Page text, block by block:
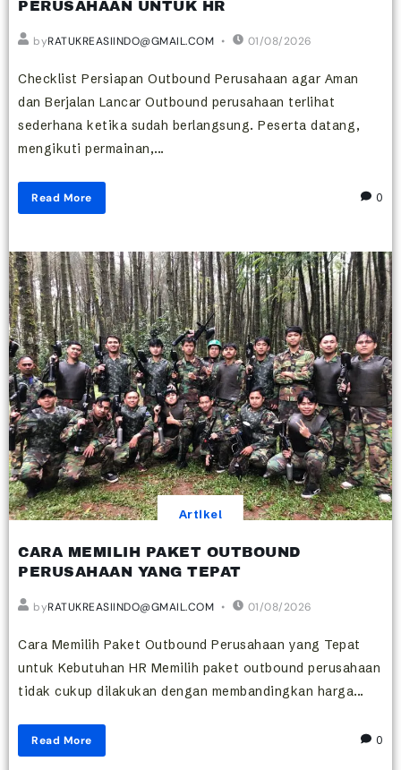
PERUSAHAAN UNTUK HR
byRATUKREASIINDO@GMAIL.COM 01/08/2026
Checklist Persiapan Outbound Perusahaan agar Aman
dan Berjalan Lancar Outbound perusahaan terlihat
sederhana ketika sudah berlangsung. Peserta datang,
mengikuti permainan,...
Read More 0
Artikel
CARA MEMILIH PAKET OUTBOUND
PERUSAHAAN YANG TEPAT
byRATUKREASIINDO@GMAIL.COM 01/08/2026
Cara Memilih Paket Outbound Perusahaan yang Tepat
untuk Kebutuhan HR Memilih paket outbound perusahaan
tidak cukup dilakukan dengan membandingkan harga...
Read More 0